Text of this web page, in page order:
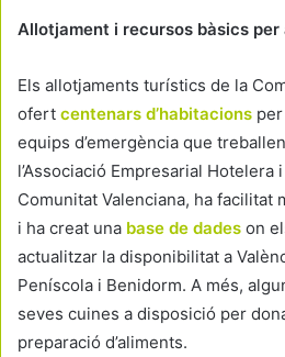
Allotjament i recursos bàsics
Els allotjaments turístics de la
ofert centenars d’habitacions
equips d’emergència que
l’Associació Empresarial Hotelera
Comunitat Valenciana, ha facilitat
i ha creat una base de dades on
actualitzar la disponibilitat a
Peníscola i Benidorm. A més,
seves cuines a disposició per
preparació d’aliments.